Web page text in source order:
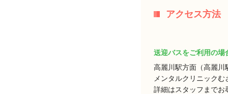
アクセス方法
送迎バスをご利用の場
高麗川駅方面（高麗川
メンタルクリニック
詳細はスタッフまでお